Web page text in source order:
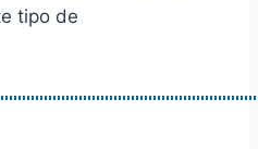
tipo de